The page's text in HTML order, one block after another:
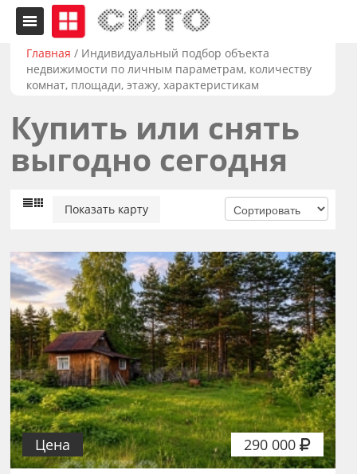
Главная / Индивидуальный подбор объекта
недвижимости по личным параметрам, количеству
комнат, площади, этажу, характеристикам
Купить или снять
выгодно сегодня
Показать карту
290 000
Цена